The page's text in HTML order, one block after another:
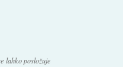
lahko posložuje